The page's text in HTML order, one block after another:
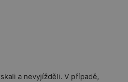
a nevyjížděli. V případě,